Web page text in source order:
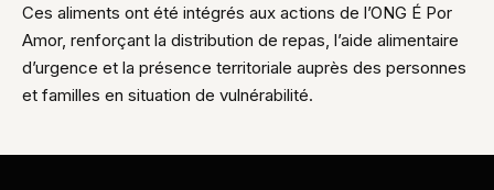
Ces aliments ont été intégrés aux actions de l’ONG É Por
Amor, renforçant la distribution de repas, l’aide alimentaire
d’urgence et la présence territoriale auprès des personnes
et familles en situation de vulnérabilité.